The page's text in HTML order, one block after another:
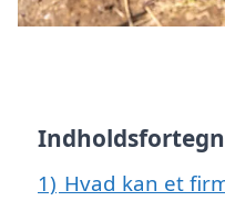
1) Hvad kan et